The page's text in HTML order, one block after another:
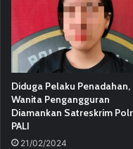
Diduga Pelaku Penadahan,
Wanita Pengangguran
Diamankan Satreskrim
PALI
21/02/2024